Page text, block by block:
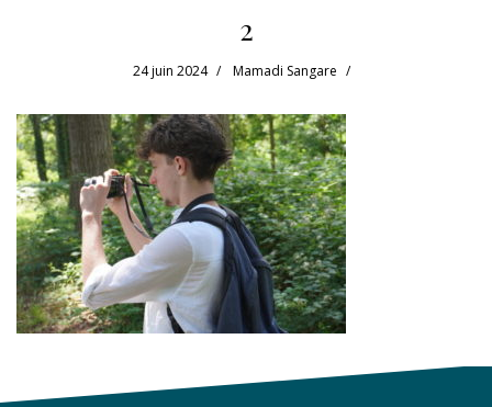
2
24 juin 2024 Mamadi Sangare